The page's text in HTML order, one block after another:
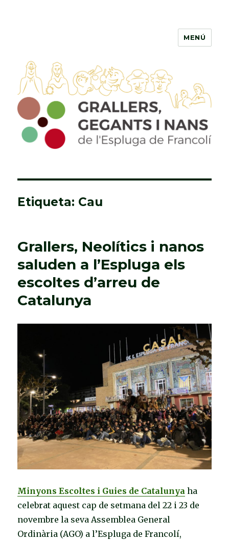
Grallers, Gegants i Nans de
l'Espluga de Francolí
MENÚ
Etiqueta: Cau
Grallers, Neolítics i nanos
saluden a l’Espluga els
escoltes d’arreu de
Catalunya
Minyons Escoltes i Guies de Catalunya ha
celebrat aquest cap de setmana del 22 i 23 de
novembre la seva Assemblea General
Ordinària (AGO) a l’Espluga de Francolí,